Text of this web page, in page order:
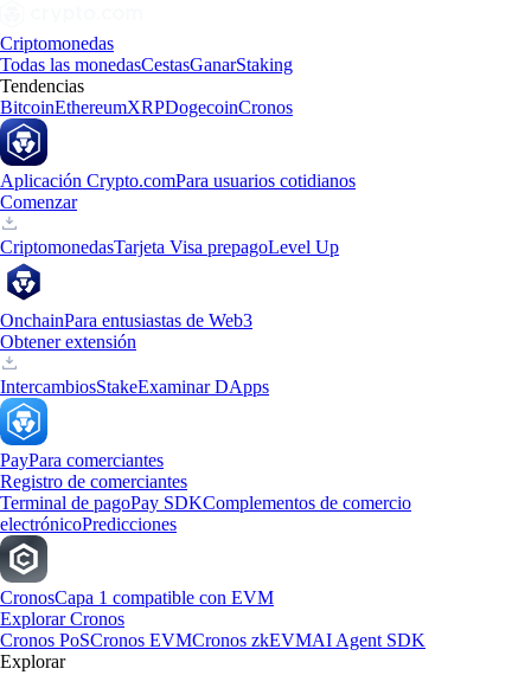
Criptomonedas
Todas las monedasCestasGanarStaking
Tendencias
BitcoinEthereumXRPDogecoinCronos
Aplicación Crypto.comPara usuarios cotidianos
Comenzar
CriptomonedasTarjeta Visa prepagoLevel Up
OnchainPara entusiastas de Web3
Obtener extensión
IntercambiosStakeExaminar DApps
PayPara comerciantes
Registro de comerciantes
Terminal de pagoPay SDKComplementos de comercio
electrónicoPredicciones
CronosCapa 1 compatible con EVM
Explorar Cronos
Cronos PoSCronos EVMCronos zkEVMAI Agent SDK
Explorar